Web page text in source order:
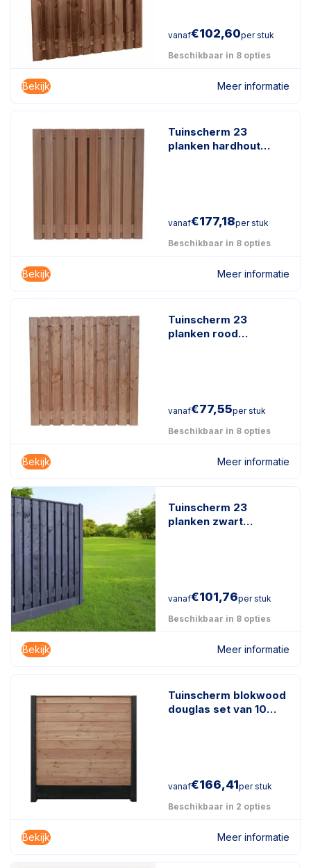
vanaf€102,60per stuk
Beschikbaar in 8 opties
Bekijk Meer informatie
Tuinscherm 23
planken hardhout
vanaf€177,18per stuk
Beschikbaar in 8 opties
Bekijk Meer informatie
Tuinscherm 23
planken rood
vanaf€77,55per stuk
Beschikbaar in 8 opties
Bekijk Meer informatie
Tuinscherm 23
planken zwart
vanaf€101,76per stuk
Beschikbaar in 8 opties
Bekijk Meer informatie
Tuinscherm blokwood
douglas set van 10
vanaf€166,41per stuk
Beschikbaar in 2 opties
Bekijk Meer informatie